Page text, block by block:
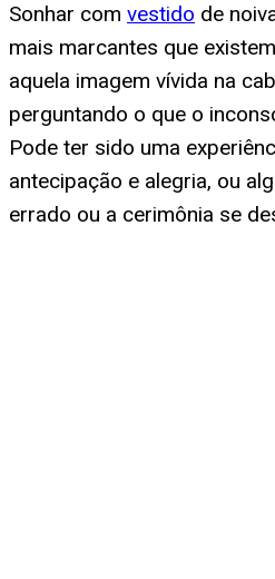
Sonhar com vestido de
mais marcantes que
aquela imagem vívida na
perguntando o que o
Pode ter sido uma
antecipação e alegria, ou
errado ou a cerimônia se